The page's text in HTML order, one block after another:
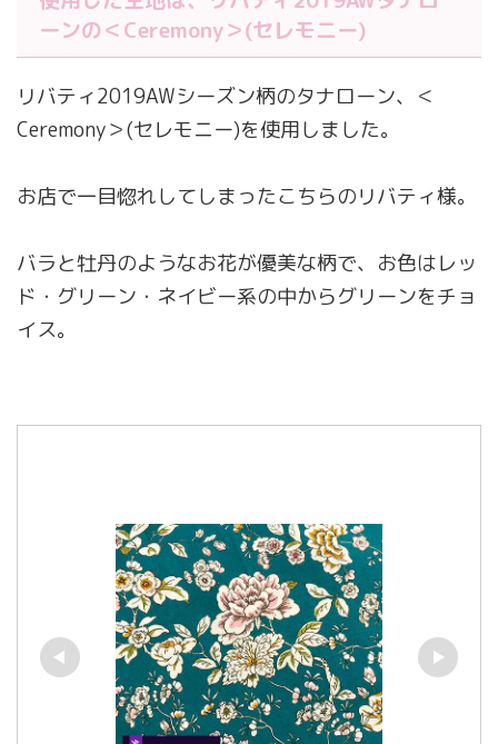
ーンの＜Ceremony＞(セレモニー)
リバティ2019AWシーズン柄のタナローン、＜
Ceremony＞(セレモニー)を使用しました。
お店で一目惚れしてしまったこちらのリバティ様。
バラと牡丹のようなお花が優美な柄で、お色はレッ
ド・グリーン・ネイビー系の中からグリーンをチョ
イス。